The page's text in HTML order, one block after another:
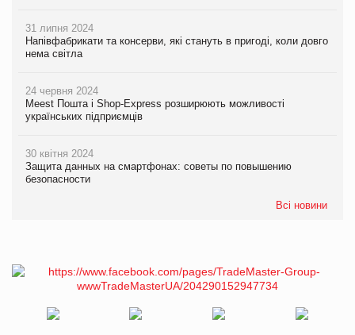
31 липня 2024
Напівфабрикати та консерви, які стануть в пригоді, коли довго
нема світла
24 червня 2024
Meest Пошта і Shop-Express розширюють можливості
українських підприємців
30 квітня 2024
Защита данных на смартфонах: советы по повышению
безопасности
Всі новини